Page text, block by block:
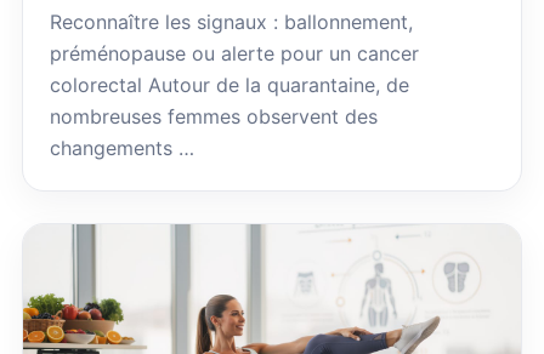
Reconnaître les signaux : ballonnement,
préménopause ou alerte pour un cancer
colorectal Autour de la quarantaine, de
nombreuses femmes observent des
changements …